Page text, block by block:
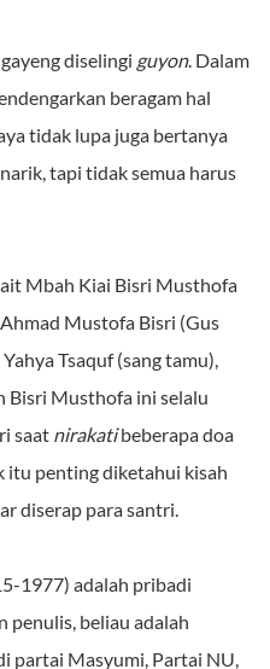
diselingi guyon. Dalam
beragam hal
tidak lupa juga bertanya
tapi tidak semua harus
Mbah Kiai Bisri Musthofa
Mustofa Bisri (Gus
Tsaquf (sang tamu),
Bisri Musthofa ini selalu
saat nirakatibeberapa doa
itu penting diketahui kisah
diserap para santri.
1977) adalah pribadi
penulis, beliau adalah
partai Masyumi, Partai NU,